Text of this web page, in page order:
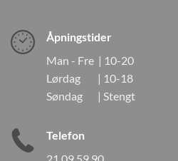
Åpningstider
Man - Fre | 10-20
Lørdag | 10-18
Søndag | Stengt
Telefon